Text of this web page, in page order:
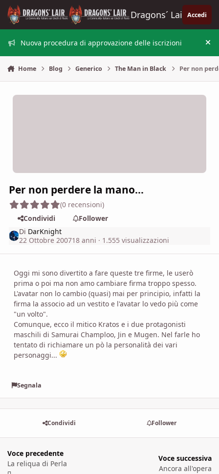
Vai al contenuto
Dragons´ Lair Accedi
Nuova procedura di approvazione delle iscrizioni
Home Blog Generico The Man in Black Per non
Per non perdere la mano...
(0 recensioni)
Condividi
Follower
Di DarKnight
22 Ottobre 200718 anni · 1.555 visualizzazioni
Oggi mi sono divertito a fare queste tre firme, le userò
prima o poi ma non amo cambiare firma troppo spesso.
L'avatar non lo cambio (quasi) mai per principio, infatti la
firma la associo ad un vestito e l'avatar lo vedo più come
"un volto".
Comunque, ecco il mitico Kratos e i due protagonisti
maschili di Samurai Champloo, Jin e Mugen. Nel farle ho
tentato di richiamare un pò la personalità dei vari
personaggi...
Segnala
Condividi Follower
Voce precedente
La reliqua di Perla
Voce successiva
Ancora all'opera